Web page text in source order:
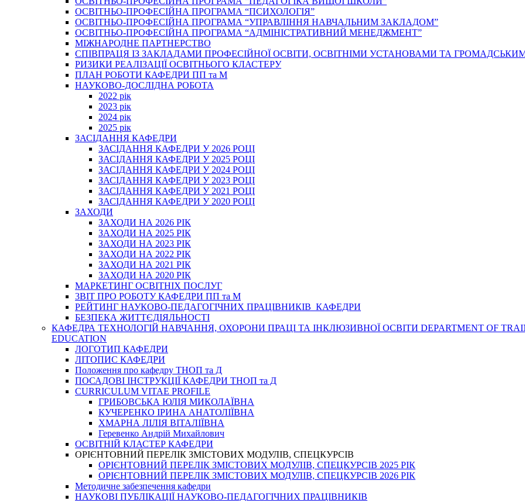
ОСВІТНЬО-ПРОФЕСІЙНА ПРОГРАМА “ПСИХОЛОГІЯ”
ОСВІТНЬО-ПРОФЕСІЙНА ПРОГРАМА “УПРАВЛІННЯ НАВЧАЛЬНИМ ЗАКЛАДОМ”
ОСВІТНЬО-ПРОФЕСІЙНА ПРОГРАМА “АДМІНІСТРАТИВНИЙ МЕНЕДЖМЕНТ”
МІЖНАРОДНЕ ПАРТНЕРСТВО
СПІВПРАЦЯ ІЗ ЗАКЛАДАМИ ПРОФЕСІЙНОЇ ОСВІТИ, ОСВІТНІМИ УСТАНОВАМИ ТА
РИЗИКИ РЕАЛІЗАЦІЇ ОСВІТНЬОГО КЛАСТЕРУ
ПЛАН РОБОТИ КАФЕДРИ ПП та М
НАУКОВО-ДОСЛІДНА РОБОТА
2022 рік
2023 рік
2024 рік
2025 рік
ЗАСІДАННЯ КАФЕДРИ
ЗАСІДАННЯ КАФЕДРИ У 2026 РОЦІ
ЗАСІДАННЯ КАФЕДРИ У 2025 РОЦІ
ЗАСІДАННЯ КАФЕДРИ У 2024 РОЦІ
ЗАСІДАННЯ КАФЕДРИ У 2023 РОЦІ
ЗАСІДАННЯ КАФЕДРИ У 2021 РОЦІ
ЗАСІДАННЯ КАФЕДРИ У 2020 РОЦІ
ЗАХОДИ
ЗАХОДИ НА 2026 РІК
ЗАХОДИ НА 2025 РІК
ЗАХОДИ НА 2023 РІК
ЗАХОДИ НА 2022 РІК
ЗАХОДИ НА 2021 РІК
ЗАХОДИ НА 2020 РІК
МАРКЕТИНГ ОСВІТНІХ ПОСЛУГ
3BIT ПРО РОБОТУ КАФЕДРИ ПП та М
РЕЙТИНГ НАУКОВО-ПЕДАГОГІЧНИХ ПРАЦІВНИКІВ КАФЕДРИ
БЕЗПЕКА ЖИТТЄДІЯЛЬНОСТІ
КАФЕДРА ТЕХНОЛОГІЙ НАВЧАННЯ, ОХОРОНИ ПРАЦІ ТА ІНКЛЮЗИВНОЇ ОСВІТИ DEPARTMENT OF
EDUCATION
ЛОГОТИП КАФЕДРИ
ЛІТОПИС КАФЕДРИ
Положення про кафедру ТНОП та Д
ПОСАДОВІ ІНСТРУКЦІЇ КАФЕДРИ ТНОП та Д
CURRICULUM VITAE PROFILE
ГРИБОВСЬКА ЮЛІЯ МИКОЛАЇВНА
КУЧЕРЕНКО ІРИНА АНАТОЛІЇВНА
ХМАРНА ЛІЛІЯ ВІТАЛІЇВНА
Геревенко Андрій Михайлович
ОСВІТНІЙ КЛАСТЕР КАФЕДРИ
ОРІЄНТОВНИЙ ПЕРЕЛІК ЗМІСТОВИХ МОДУЛІВ, СПЕЦКУРСІВ
ОРІЄНТОВНИЙ ПЕРЕЛІК ЗМІСТОВИХ МОДУЛІВ, СПЕЦКУРСІВ 2025 РІК
ОРІЄНТОВНИЙ ПЕРЕЛІК ЗМІСТОВИХ МОДУЛІВ, СПЕЦКУРСІВ 2026 РІК
Методичне забезпечення кафедри
НАУКОВІ ПУБЛІКАЦІЇ НАУКОВО-ПЕДАГОГІЧНИХ ПРАЦІВНИКІВ